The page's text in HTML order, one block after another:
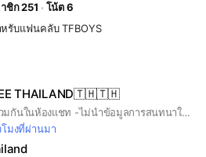
ชิก 251
โน้ต 6
รับแฟนคลับ TFBOYS
THAILAND🇹🇭🇹🇭
กฏระเบียบการอยู่ร่วมกันในห้องแชท -ไม่นำข้อมูลการสนทนาในห้องแชทไปเผยแพร่ด้านนอกไม่ว่าจะเป็นการก๊อปหรือแคปหน้าจอ -ห้ามพูดจาไม่สุภาพ -ไม่โพสรูปลามก อนาจาร -ไม่พาดพิงหรือกล่าวหาคนอื่นในทางที่ไม่ดี
มงที่ผ่านมา